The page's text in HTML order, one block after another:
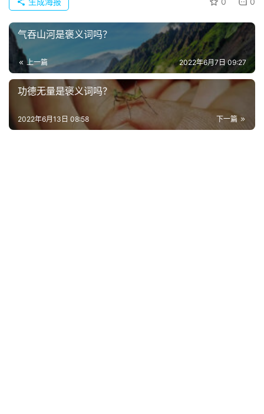
气吞山河是褒义词吗？
上一篇 2022年6月7日 09:27
功德无量是褒义词吗？
下一篇
2022年6月13日 08:58